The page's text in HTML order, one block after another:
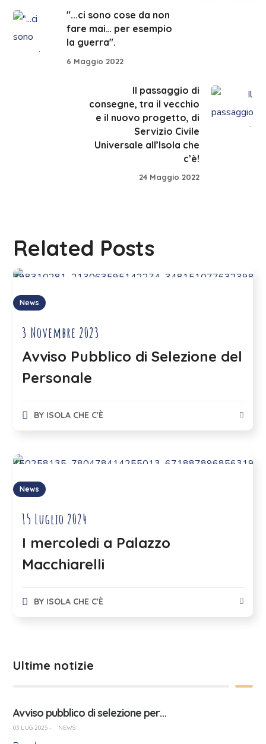
"...ci sono cose da non
fare mai… per esempio
la guerra".
6 Maggio 2022
Il passaggio di
consegne, tra il vecchio
e il nuovo progetto, di
Servizio Civile
Universale all’Isola che
c’è!
24 Maggio 2022
Related Posts
News
3 Novembre 2023
Avviso Pubblico di Selezione del
Personale
BY ISOLA CHE C'È
News
15 Luglio 2024
I mercoledi a Palazzo
Macchiarelli
BY ISOLA CHE C'È
Ultime notizie
Avviso pubblico di selezione per…
03 LUG 2025 - NEWS